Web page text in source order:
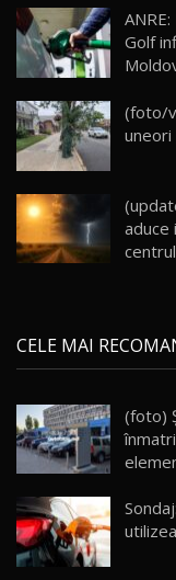
17
20
21
22
23
Golf
(foto/
uneori
aduce
CELE MAI
(foto)